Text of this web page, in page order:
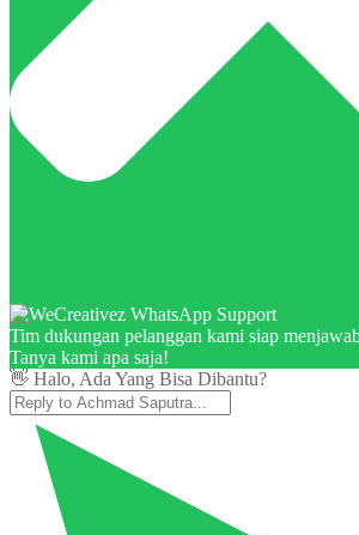
Tim dukungan pelanggan kami siap
Tanya kami apa saja!
👋 Halo, Ada Yang Bisa Dibantu?